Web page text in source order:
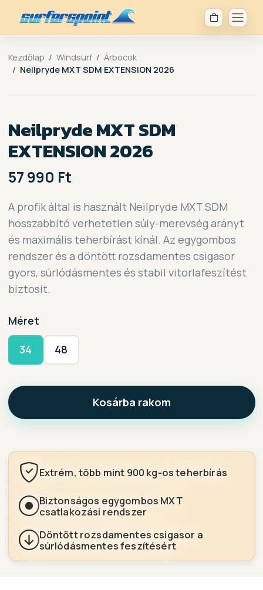
Kezdőlap Windsurf
Árbocok
Neilpryde MXT SDM EXTENSION 2026
Neilpryde MXT SDM
EXTENSION 2026
57 990 Ft
A profik által is használt Neilpryde MXT SDM
hosszabbító verhetetlen súly-merevség arányt
és maximális teherbírást kínál. Az egygombos
rendszer és a döntött rozsdamentes csigasor
gyors, súrlódásmentes és stabil vitorlafeszítést
biztosít.
Méret
34 48
Kosárba rakom
Extrém, több mint 900 kg-os teherbírás
Biztonságos egygombos MXT
csatlakozási rendszer
Döntött rozsdamentes csigasor a
súrlódásmentes feszítésért